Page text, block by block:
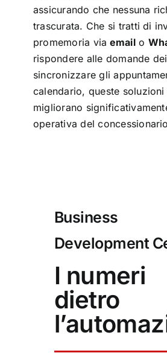
assicurando che nessuna
trascurata. Che si tratti di
promemoria via emailo
rispondere alle domande
sincronizzare gli
calendario, queste
migliorano
operativa del
Business
Development
I numeri
dietro